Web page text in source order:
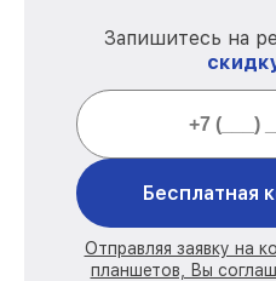
Запишитесь на
Бесплатная
Отправляя заявку на
планшетов, Вы